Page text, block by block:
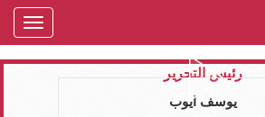
رئيس التحرير
يوسف ايوب